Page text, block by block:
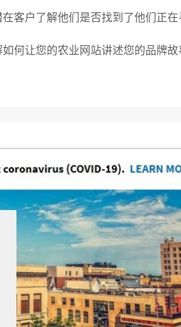
客户了解他们是否找到了他们正在
何让您的农业网站讲述您的品牌故